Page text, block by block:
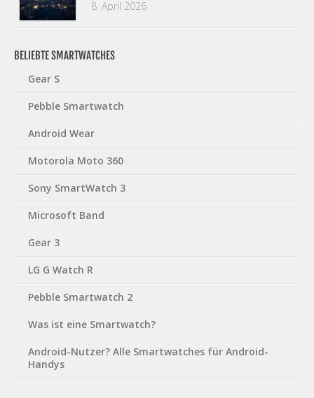
8. April 2026
BELIEBTE SMARTWATCHES
Gear S
Pebble Smartwatch
Android Wear
Motorola Moto 360
Sony SmartWatch 3
Microsoft Band
Gear 3
LG G Watch R
Pebble Smartwatch 2
Was ist eine Smartwatch?
Android-Nutzer? Alle Smartwatches für Android-
Handys